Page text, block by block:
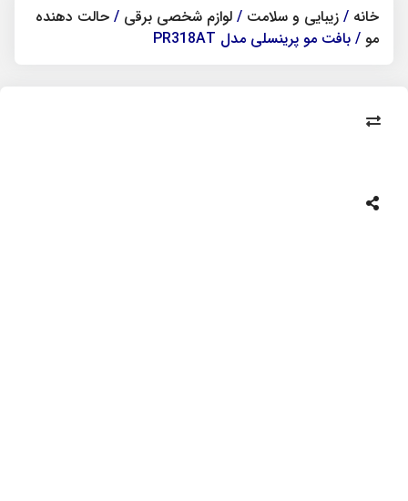
خانه / زیبایی و سلامت / لوازم شخصی برقی / حالت دهنده
مو / بافت مو پرینسلی مدل PR318AT